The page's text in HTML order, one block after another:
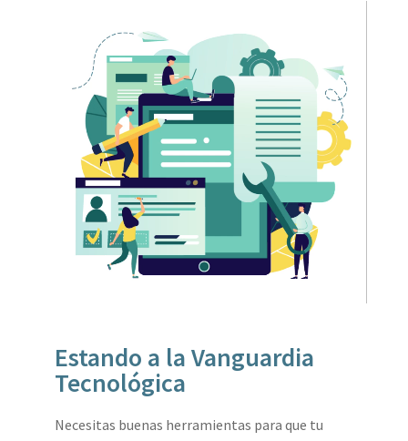
Estando a la Vanguardia
Tecnológica
Necesitas buenas herramientas para que tu